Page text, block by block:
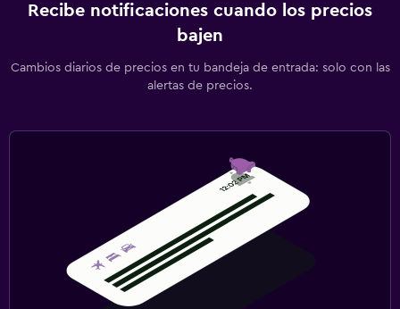
Recibe notificaciones cuando los precios
bajen
Cambios diarios de precios en tu bandeja de entrada: solo con las
alertas de precios.